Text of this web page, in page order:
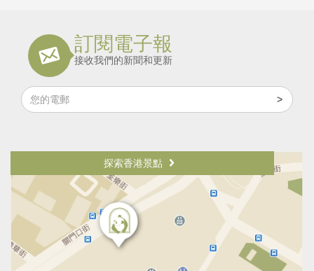
訂閱電子報
接收我們的新聞和更新
探索香港景點